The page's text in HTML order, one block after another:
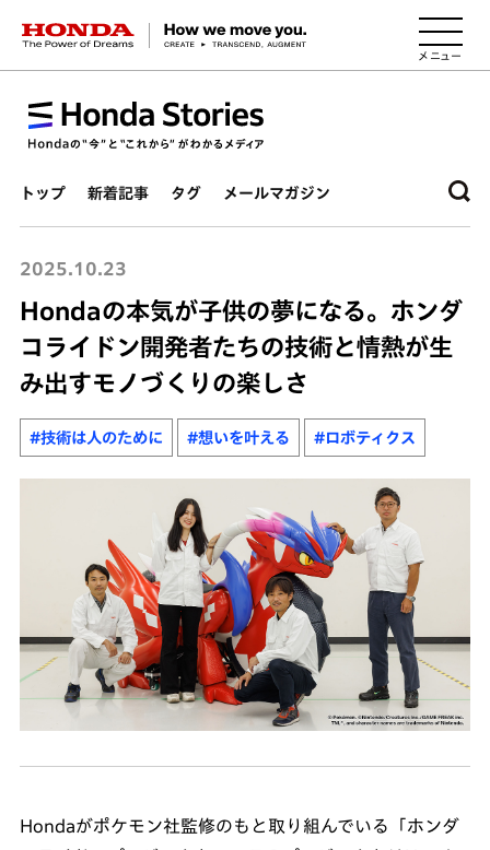
HONDA The Power of Dreams
トップ 新着記事 タグ メールマガジン
2025.10.23
Hondaの本気が子供の夢になる。ホンダ
コライドン開発者たちの技術と情熱が生
み出すモノづくりの楽しさ
#技術は人のために #想いを叶える #ロボティクス
Hondaがポケモン社監修のもと取り組んでいる「ホンダ